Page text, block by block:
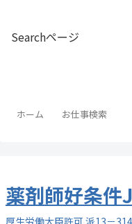
Searchページ
ホーム お仕事検索
薬剤師好条件